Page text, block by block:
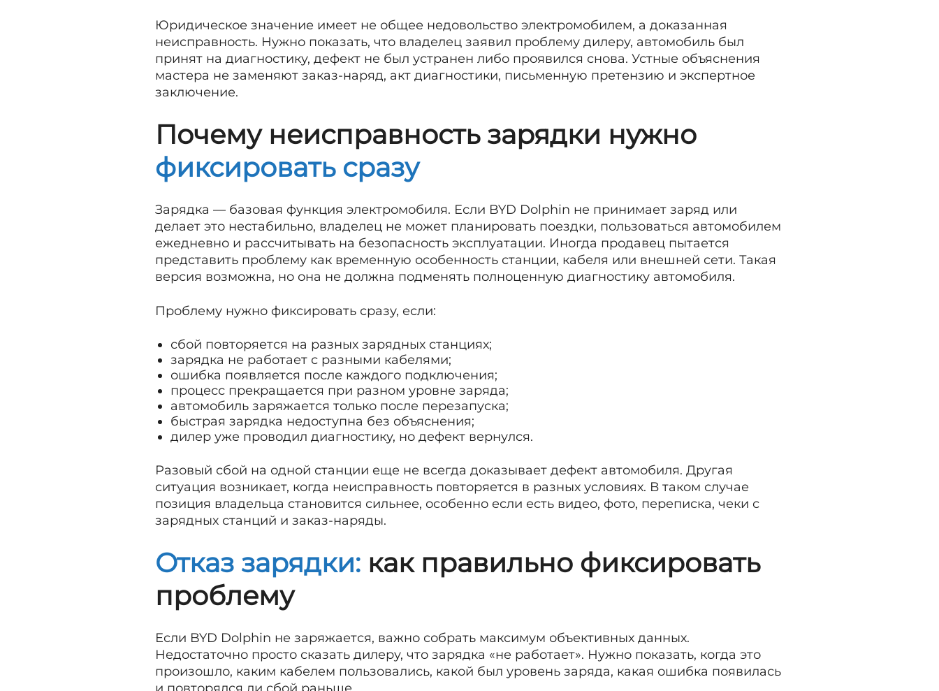
Юридическое значение имеет не общее недовольство электромобилем, а доказанная
неисправность. Нужно показать, что владелец заявил проблему дилеру, автомобиль был
принят на диагностику, дефект не был устранен либо проявился снова. Устные объяснения
мастера не заменяют заказ-наряд, акт диагностики, письменную претензию и экспертное
заключение.
Почему неисправность зарядки нужно
фиксировать сразу
Зарядка — базовая функция электромобиля. Если BYD Dolphin не принимает заряд или
делает это нестабильно, владелец не может планировать поездки, пользоваться автомобилем
ежедневно и рассчитывать на безопасность эксплуатации. Иногда продавец пытается
представить проблему как временную особенность станции, кабеля или внешней сети. Такая
версия возможна, но она не должна подменять полноценную диагностику автомобиля.
Проблему нужно фиксировать сразу, если:
сбой повторяется на разных зарядных станциях;
зарядка не работает с разными кабелями;
ошибка появляется после каждого подключения;
процесс прекращается при разном уровне заряда;
автомобиль заряжается только после перезапуска;
быстрая зарядка недоступна без объяснения;
дилер уже проводил диагностику, но дефект вернулся.
Разовый сбой на одной станции еще не всегда доказывает дефект автомобиля. Другая
ситуация возникает, когда неисправность повторяется в разных условиях. В таком случае
позиция владельца становится сильнее, особенно если есть видео, фото, переписка, чеки с
зарядных станций и заказ-наряды.
Отказ зарядки: как правильно фиксировать
проблему
Если BYD Dolphin не заряжается, важно собрать максимум объективных данных.
Недостаточно просто сказать дилеру, что зарядка «не работает». Нужно показать, когда это
произошло, каким кабелем пользовались, какой был уровень заряда, какая ошибка появилась
и повторялся ли сбой раньше.